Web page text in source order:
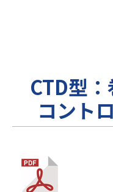
CTD型
コント